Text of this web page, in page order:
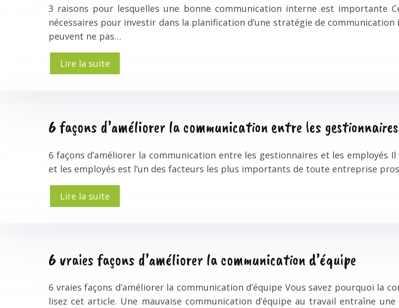
3 raisons pour lesquelles une bonne communication interne est importante
nécessaires pour investir dans la planification d’une stratégie de
peuvent ne pas…
Lire la suite
6 façons d’améliorer la communication entre les
6 façons d’améliorer la communication entre les gestionnaires et les employés
et les employés est l’un des facteurs les plus importants de toute entreprise
Lire la suite
6 vraies façons d’améliorer la communication d’équipe
6 vraies façons d’améliorer la communication d’équipe Vous savez pourquoi la
lisez cet article. Une mauvaise communication d’équipe au travail entraîne